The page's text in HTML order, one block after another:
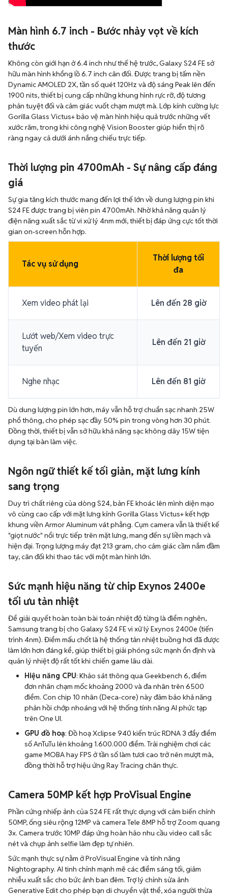
Màn hình 6.7 inch - Bước nhảy vọt về kích
thước
Không còn giới hạn ở 6.4 inch như thế hệ trước, Galaxy S24 FE sở
hữu màn hình khổng lồ 6.7 inch cân đối. Được trang bị tấm nền
Dynamic AMOLED 2X, tần số quét 120Hz và độ sáng Peak lên đến
1900 nits, thiết bị cung cấp những khung hình rực rỡ, độ tương
phản tuyệt đối và cảm giác vuốt chạm mượt mà. Lớp kính cường lực
Gorilla Glass Victus+ bảo vệ màn hình hiệu quả trước những vết
xước răm, trong khi công nghệ Vision Booster giúp hiển thị rõ
ràng ngay cả dưới ánh nắng chiếu trực tiếp.
Thời lượng pin 4700mAh - Sự nâng cấp đáng
giá
Sự gia tăng kích thước mang đến lợi thế lớn về dung lượng pin khi
S24 FE được trang bị viên pin 4700mAh. Nhờ khả năng quản lý
điện năng xuất sắc từ vi xử lý 4nm mới, thiết bị đáp ứng cực tốt thời
gian on-screen hỗn hợp.
Tác vụ sử dụng
Thời lượng tối
đa
Xem video phát lại Lên đến 28 giờ
Lướt web/Xem video trực
tuyến
Lên đến 21 giờ
Nghe nhạc Lên đến 81 giờ
Dù dung lượng pin lớn hơn, máy vẫn hỗ trợ chuẩn sạc nhanh 25W
phổ thông, cho phép sạc đầy 50% pin trong vòng hơn 30 phút.
Đồng thời, thiết bị vẫn sở hữu khả năng sạc không dây 15W tiện
dụng tại bàn làm việc.
Ngôn ngữ thiết kế tối giản, mặt lưng kính
sang trọng
Duy trì chất riêng của dòng S24, bản FE khoác lên mình diện mạo
vô cùng cao cấp với mặt lưng kính Gorilla Glass Victus+ kết hợp
khung viền Armor Aluminum vát phẳng. Cụm camera vẫn là thiết kế
"giọt nước" nổi trực tiếp trên mặt lưng, mang đến sự liền mạch và
hiện đại. Trọng lượng máy đạt 213 gram, cho cảm giác cầm nắm đầm
tay, cân đối khi thao tác với một màn hình lớn.
Sức mạnh hiệu năng từ chip Exynos 2400e
tối ưu tản nhiệt
Để giải quyết hoàn toàn bài toán nhiệt độ từng là điểm nghẽn,
Samsung trang bị cho Galaxy S24 FE vi xử lý Exynos 2400e (tiến
trình 4nm). Điểm mấu chốt là hệ thống tản nhiệt buồng hơi đã được
làm lớn hơn đáng kể, giúp thiết bị giải phóng sức mạnh ổn định và
quản lý nhiệt độ rất tốt khi chiến game lâu dài.
Hiệu năng CPU: Khảo sát thông qua Geekbench 6, điểm
đơn nhân chạm mốc khoảng 2000 và đa nhân trên 6500
điểm. Con chip 10 nhân (Deca-core) này đảm bảo khả năng
phản hồi chớp nhoáng với hệ thống tính năng AI phức tạp
trên One UI.
GPU đồ hoạ: Đồ hoạ Xclipse 940 kiến trúc RDNA 3 đẩy điểm
số AnTuTu lên khoảng 1.600.000 điểm. Trải nghiệm chơi các
game MOBA hay FPS ở tần số làm tươi cao trở nên mượt mà,
đồng thời hỗ trợ hiệu ứng Ray Tracing chân thực.
Camera 50MP kết hợp ProVisual Engine
Phần cứng nhiếp ảnh của S24 FE rất thực dụng với cảm biến chính
50MP, ống siêu rộng 12MP và camera Tele 8MP hỗ trợ Zoom quang
3x. Camera trước 10MP đáp ứng hoàn hảo nhu cầu video call sắc
nét và chụp ảnh selfie làm đẹp tự nhiên.
Sức mạnh thực sự nằm ở ProVisual Engine và tính năng
Nightography. AI tinh chỉnh mạnh mẽ các điểm sáng tối, giảm
nhiễu xuất sắc cho bức ảnh ban đêm. Trợ lý chỉnh sửa ảnh
Generative Edit cho phép bạn di chuyển vật thể, xóa người thừa